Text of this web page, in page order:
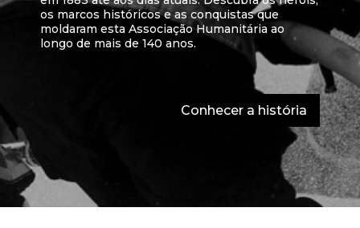
os marcos históricos e as conquistas que
moldaram esta Associação Humanitária ao
longo de mais de 140 anos.
Conhecer a história